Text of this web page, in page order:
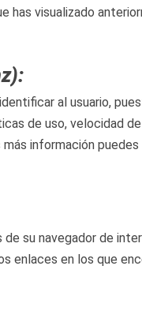
has visualizado
al usuario,
de uso, velocidad
información puedes
su navegador de
enlaces en los que